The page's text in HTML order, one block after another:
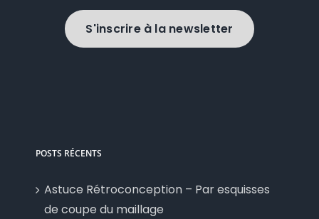
S'inscrire à la newsletter
POSTS RÉCENTS
Astuce Rétroconception – Par esquisses
de coupe du maillage